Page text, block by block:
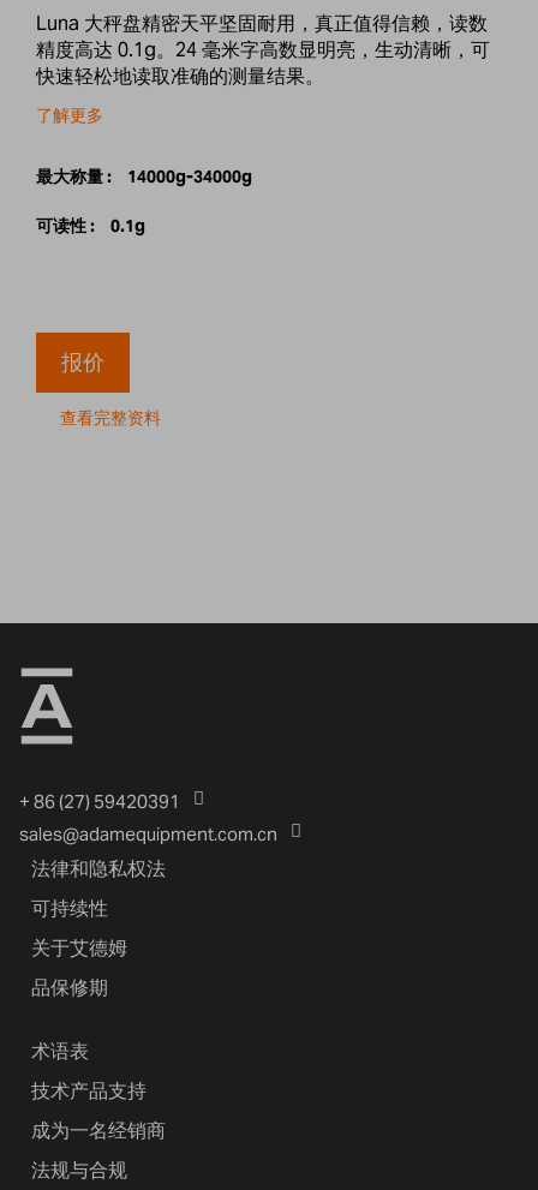
Luna 大秤盘精密天平坚固耐用，真正值得信赖，读数
精度高达 0.1g。24 毫米字高数显明亮，生动清晰，可
快速轻松地读取准确的测量结果。
了解更多
最大称量 : 14000g-34000g
可读性 : 0.1g
报价
查看完整资料
+ 86 (27) 59420391
sales@adamequipment.com.cn
法律和隐私权法
可持续性
关于艾德姆
品保修期
术语表
技术产品支持
成为一名经销商
法规与合规